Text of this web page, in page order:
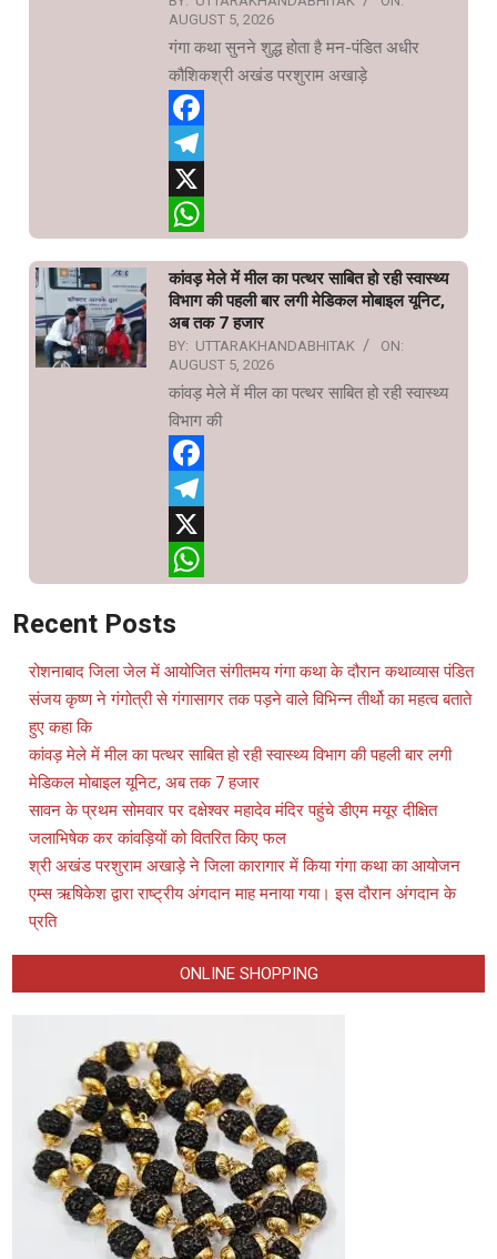
AUGUST 5, 2026
गंगा कथा सुनने शुद्ध होता है मन-पंडित अधीर
कौशिकश्री अखंड परशुराम अखाड़े
Facebook
Telegram
X
कांवड़ मेले में मील का पत्थर साबित हो रही स्वास्थ्य
विभाग की पहली बार लगी मेडिकल मोबाइल यूनिट,
अब तक 7 हजार
BY: UTTARAKHANDABHITAK
ON:
AUGUST 5, 2026
कांवड़ मेले में मील का पत्थर साबित हो रही स्वास्थ्य
विभाग की
Facebook
Telegram
X
Recent Posts
रोशनाबाद जिला जेल में आयोजित संगीतमय गंगा कथा के दौरान कथाव्यास पंडित
संजय कृष्ण ने गंगोत्री से गंगासागर तक पड़ने वाले विभिन्न तीर्थो का महत्व बताते
हुए कहा कि
कांवड़ मेले में मील का पत्थर साबित हो रही स्वास्थ्य विभाग की पहली बार लगी
मेडिकल मोबाइल यूनिट, अब तक 7 हजार
सावन के प्रथम सोमवार पर दक्षेश्वर महादेव मंदिर पहुंचे डीएम मयूर दीक्षित
जलाभिषेक कर कांवड़ियों को वितरित किए फल
श्री अखंड परशुराम अखाड़े ने जिला कारागार में किया गंगा कथा का आयोजन
एम्स ऋषिकेश द्वारा राष्ट्रीय अंगदान माह मनाया गया। इस दौरान अंगदान के
प्रति
ONLINE SHOPPING